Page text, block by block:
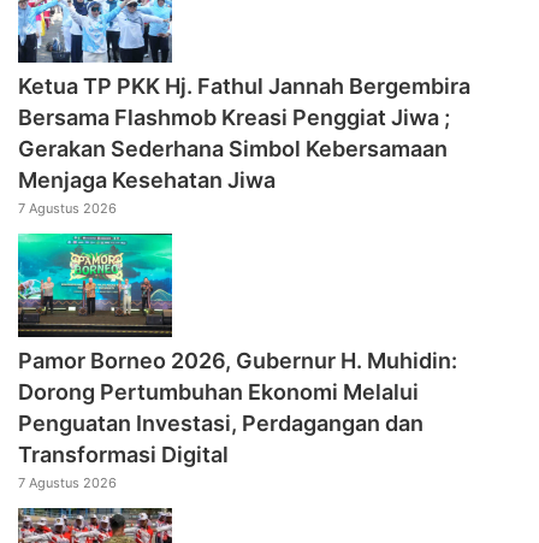
‎Ketua TP PKK Hj. Fathul Jannah Bergembira
Bersama Flashmob Kreasi Penggiat Jiwa ;
Gerakan Sederhana Simbol Kebersamaan
Menjaga Kesehatan Jiwa
7 Agustus 2026
Pamor Borneo 2026, Gubernur H. Muhidin:
Dorong Pertumbuhan Ekonomi Melalui
Penguatan Investasi, Perdagangan dan
Transformasi Digital
7 Agustus 2026